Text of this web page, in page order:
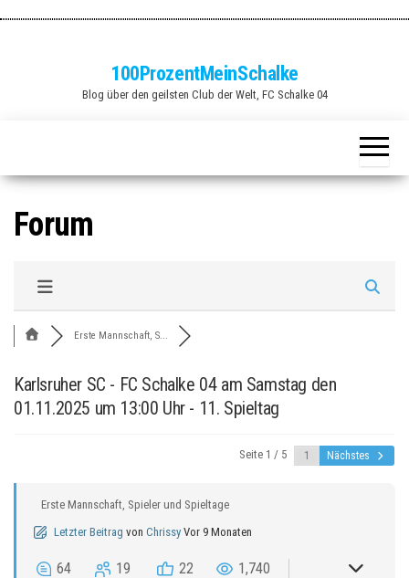
100ProzentMeinSchalke
Blog über den geilsten Club der Welt, FC Schalke 04
Forum
Erste Mannschaft, S...
Karlsruher SC - FC Schalke 04 am Samstag den
01.11.2025 um 13:00 Uhr - 11. Spieltag
Seite 1 / 5 Nächstes
Erste Mannschaft, Spieler und Spieltage
Letzter Beitrag von Chrissy Vor 9 Monaten
64 19 22 1,740